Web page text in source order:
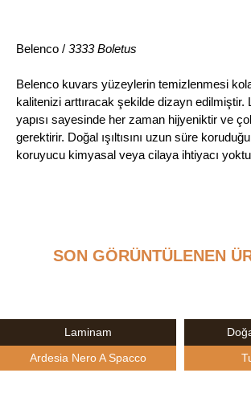
Belenco / 3333 Boletus
Belenco kuvars yüzeylerin temizlenmesi
kalitenizi arttıracak şekilde dizayn edilmiştir.
yapısı sayesinde her zaman hijyeniktir ve
gerektirir. Doğal ışıltısını uzun süre
koruyucu kimyasal veya cilaya ihtiyacı
SON GÖRÜNTÜLENEN
Laminam
Ardesia Nero A Spacco